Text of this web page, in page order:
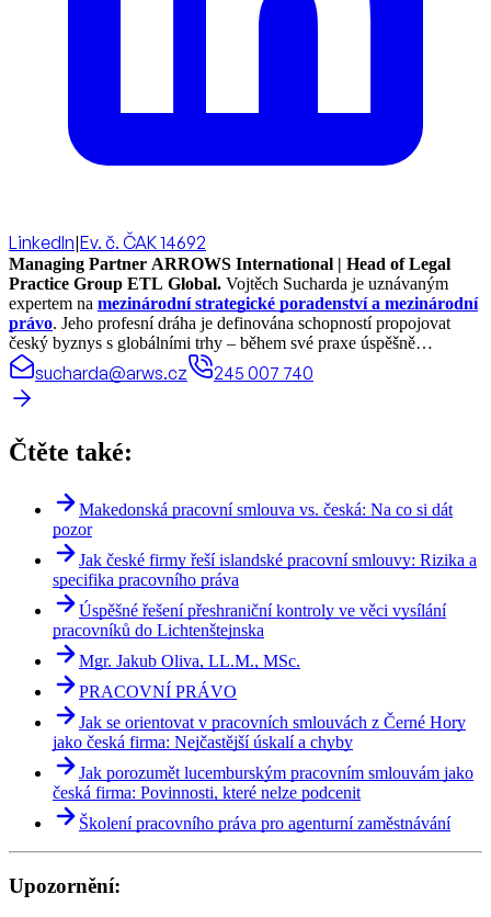
LinkedIn|Ev. č. ČAK 14692
Managing Partner ARROWS International | Head of Legal
Practice Group ETL Global. Vojtěch Sucharda je uznávaným
expertem na mezinárodní strategické poradenství a mezinárodní
právo. Jeho profesní dráha je definována schopností propojovat
český byznys s globálními trhy – během své praxe úspěšně
realizoval právní projekty a koordinoval spolupráci ve více než 70
zemích světa.
sucharda@arws.cz 245 007 740
Čtěte také:
Makedonská pracovní smlouva vs. česká: Na co si dát
pozor
Jak české firmy řeší islandské pracovní smlouvy: Rizika a
specifika pracovního práva
Úspěšné řešení přeshraniční kontroly ve věci vysílání
pracovníků do Lichtenštejnska
Mgr. Jakub Oliva, LL.M., MSc.
PRACOVNÍ PRÁVO
Jak se orientovat v pracovních smlouvách z Černé Hory
jako česká firma: Nejčastější úskalí a chyby
Jak porozumět lucemburským pracovním smlouvám jako
česká firma: Povinnosti, které nelze podcenit
Školení pracovního práva pro agenturní zaměstnávání
Upozornění: